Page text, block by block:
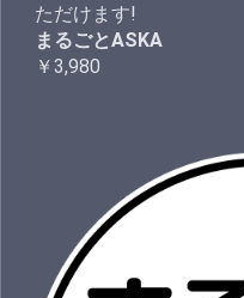
ただけます!
まるごとASKA
￥3,980